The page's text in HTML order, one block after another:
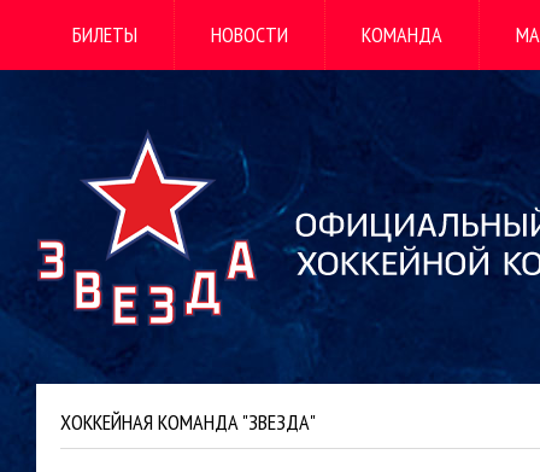
БИЛЕТЫ НОВОСТИ КОМАНДА
ХОККЕЙНАЯ КОМАНДА "ЗВЕЗДА"